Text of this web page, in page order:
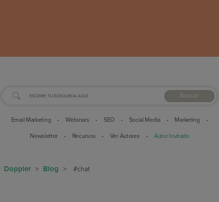
Buscar
Email Marketing • Webinars • SEO • Social Media • Marketing •
Newsletter • Recursos • Ver Autores • Autor Invitado
Doppler > Blog > #chat